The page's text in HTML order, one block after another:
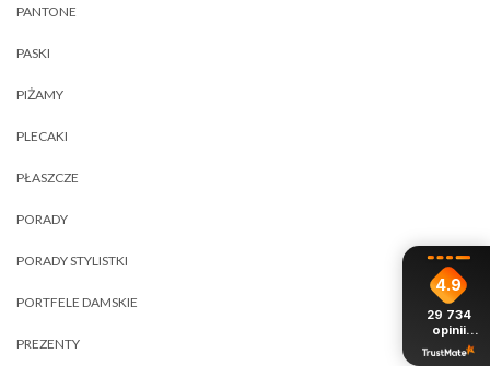
PANTONE
PASKI
PIŻAMY
PLECAKI
PŁASZCZE
PORADY
PORADY STYLISTKI
PORTFELE DAMSKIE
PREZENTY
4.9
29 734
opinii
z całego
okresu